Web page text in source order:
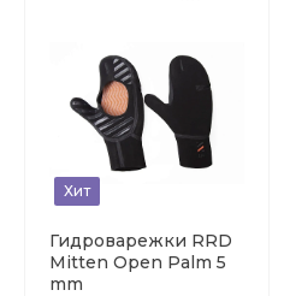
Хит
Гидроварежки RRD
Mitten Open Palm 5
mm